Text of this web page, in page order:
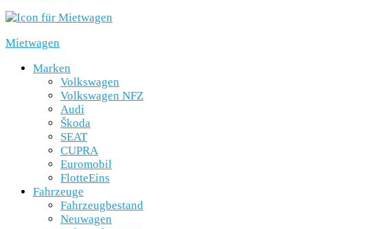
Mietwagen
Marken
Volkswagen
Volkswagen NFZ
Audi
Škoda
SEAT
CUPRA
Euromobil
FlotteEins
Fahrzeuge
Fahrzeugbestand
Neuwagen